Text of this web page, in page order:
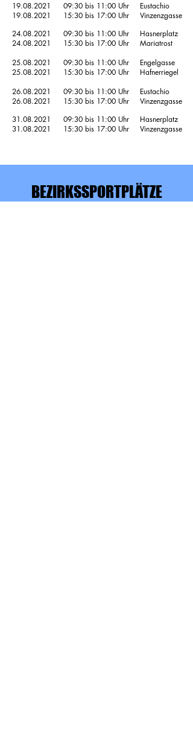
19.08.2021
19.08.2021
09:30 bis 11:00 Uhr
15:30 bis 17:00 Uhr
Eustachio
Vinzenzgasse
24.08.2021
24.08.2021
25.08.2021
25.08.2021
26.08.2021
26.08.2021
09:30 bis 11:00 Uhr
15:30 bis 17:00 Uhr
09:30 bis 11:00 Uhr
15:30 bis 17:00 Uhr
09:30 bis 11:00 Uhr
15:30 bis 17:00 Uhr
Hasnerplatz
Mariatrost
Engelgasse
Hafnerriegel
Eustachio
Vinzenzgasse
31.08.2021
31.08.2021
09:30 bis 11:00 Uhr
15:30 bis 17:00 Uhr
Hasnerplatz
Vinzenzgasse
BEZIRKSSPORTPLÄTZE